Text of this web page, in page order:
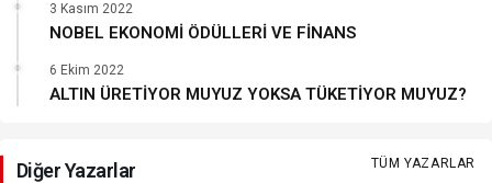
NOBEL EKONOMİ ÖDÜLLERİ VE FİNANS
3 Kasım 2022
ALTIN ÜRETİYOR MUYUZ YOKSA TÜKETİYOR MUYUZ?
6 Ekim 2022
Diğer Yazarlar TÜM YAZARLAR